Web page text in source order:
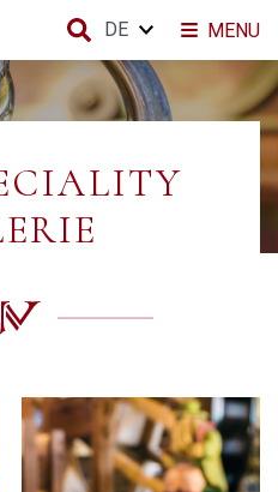
MENU
DE